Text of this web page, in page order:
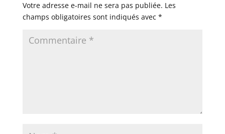
Votre adresse e-mail ne sera pas publiée. Les
champs obligatoires sont indiqués avec *